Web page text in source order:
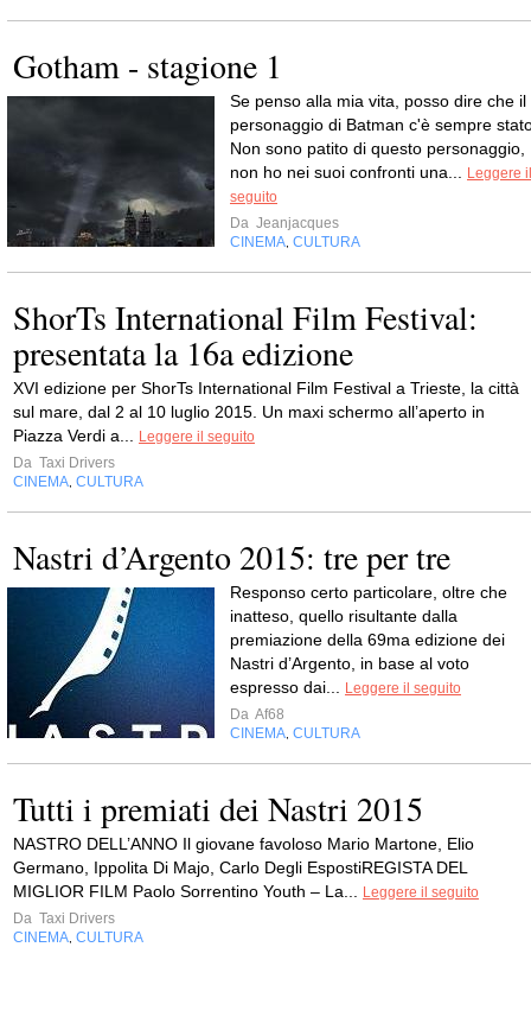
Gotham - stagione 1
Se penso alla mia vita, posso dire che il
personaggio di Batman c'è sempre
Non sono patito di questo personaggio,
non ho nei suoi confronti una...
Leggere il
seguito
Da Jeanjacques
CINEMA CULTURA
ShorTs International Film Festival:
presentata la 16a edizione
XVI edizione per ShorTs International Film Festival a Trieste, la città
sul mare, dal 2 al 10 luglio 2015. Un maxi schermo all’aperto in
Piazza Verdi a...
Leggere il seguito
Da Taxi Drivers
CINEMA CULTURA
Nastri d’Argento 2015: tre per tre
Responso certo particolare, oltre che
inatteso, quello risultante dalla
premiazione della 69ma edizione dei
Nastri d’Argento, in base al voto
espresso dai...
Leggere il seguito
Da Af68
CINEMA CULTURA
Tutti i premiati dei Nastri 2015
NASTRO DELL’ANNO Il giovane favoloso Mario Martone, Elio
Germano, Ippolita Di Majo, Carlo Degli EspostiREGISTA DEL
MIGLIOR FILM Paolo Sorrentino Youth – La...
Leggere il seguito
Da Taxi Drivers
CINEMA CULTURA